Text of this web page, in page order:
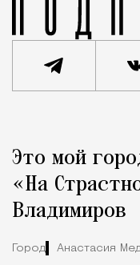
Город
Это мой
«На
Владимиров
Город Анастасия